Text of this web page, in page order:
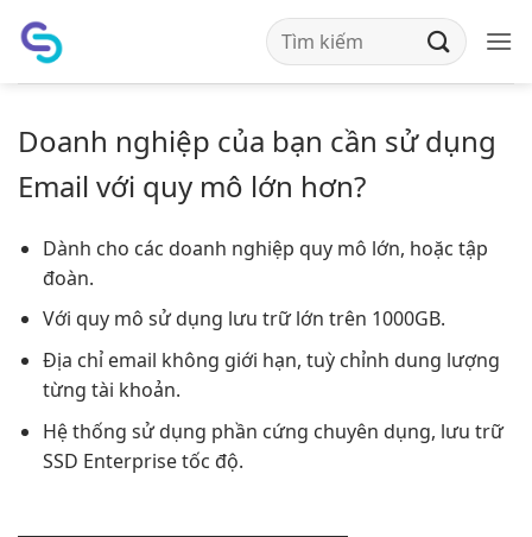
qua
Doanh nghiệp của bạn cần sử dụng
Email với quy mô lớn hơn?
Dành cho các doanh nghiệp quy mô lớn, hoặc tập
đoàn.
Với quy mô sử dụng lưu trữ lớn trên 1000GB.
Địa chỉ email không giới hạn, tuỳ chỉnh dung lượng
từng tài khoản.
Hệ thống sử dụng phần cứng chuyên dụng, lưu trữ
SSD Enterprise tốc độ.